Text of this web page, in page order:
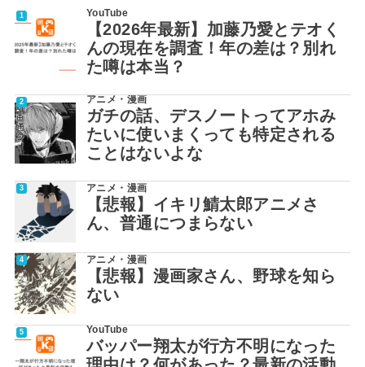
YouTube
【2026年最新】加藤乃愛とテオく
んの現在を調査！年の差は？別れ
た噂は本当？
アニメ・漫画
ガチの話、デスノートってアホみ
たいに使いまくっても特定される
ことはないよな
アニメ・漫画
【悲報】イキリ鯖太郎アニメさ
ん、普通につまらない
アニメ・漫画
【悲報】漫画家さん、野球を知ら
ない
YouTube
バッパー翔太が行方不明になった